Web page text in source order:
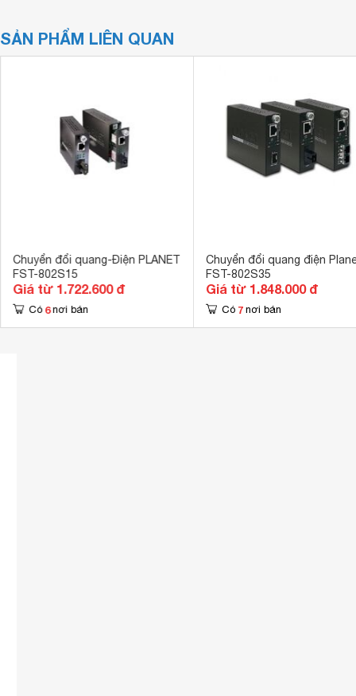
SẢN PHẨM LIÊN QUAN
Chuyển đổi quang-Điện PLANET
FST-802S15
Giá từ 1.722.600 đ
Có 6 nơi bán
Chuyển đổi quang điện
FST-802S35
Giá từ 1.848.000 đ
Có 7 nơi bán